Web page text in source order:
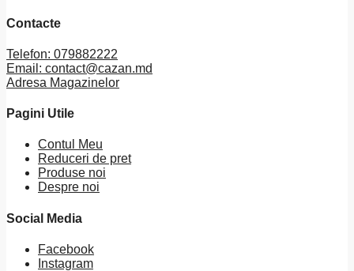
Contacte
Telefon: 079882222
Email: contact@cazan.md
Adresa Magazinelor
Pagini Utile
Contul Meu
Reduceri de pret
Produse noi
Despre noi
Social Media
Facebook
Instagram